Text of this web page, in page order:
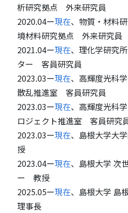
析研究拠点 外来研究員
2020.04ー現在、物質・材料
境材料研究拠点 外来研究員
2021.04ー現在、理化学研究
ター 客員研究員
2023.03ー現在、高輝度光科
散乱推進室 客員研究員
2023.03ー現在、高輝度光科
ロジェクト推進室 客員研究
2023.03ー現在、島根大学大
授
2023.04ー現在、島根大学 次
ー 教授
2025.05ー現在、島根大学 島
理事長